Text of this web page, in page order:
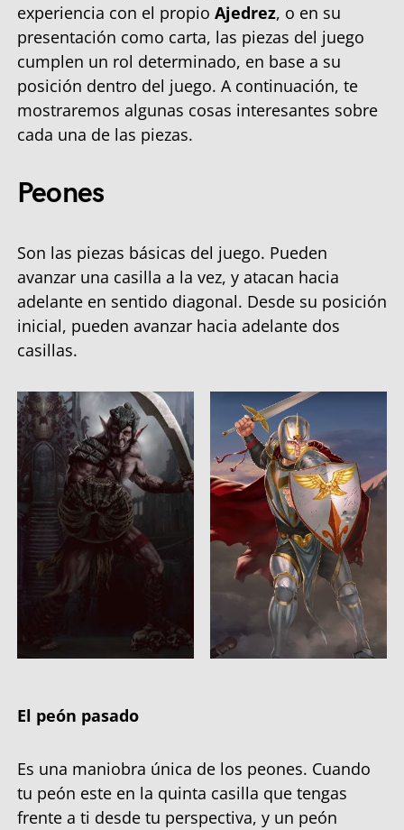
experiencia con el propio Ajedrez, o en su
presentación como carta, las piezas del juego
cumplen un rol determinado, en base a su
posición dentro del juego. A continuación, te
mostraremos algunas cosas interesantes sobre
cada una de las piezas.
Peones
Son las piezas básicas del juego. Pueden
avanzar una casilla a la vez, y atacan hacia
adelante en sentido diagonal. Desde su posición
inicial, pueden avanzar hacia adelante dos
casillas.
El peón pasado
Es una maniobra única de los peones. Cuando
tu peón este en la quinta casilla que tengas
frente a ti desde tu perspectiva, y un peón